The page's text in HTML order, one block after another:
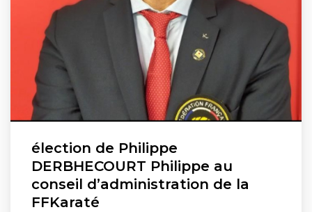
élection de Philippe
DERBHECOURT Philippe au
conseil d’administration de la
FFKaraté